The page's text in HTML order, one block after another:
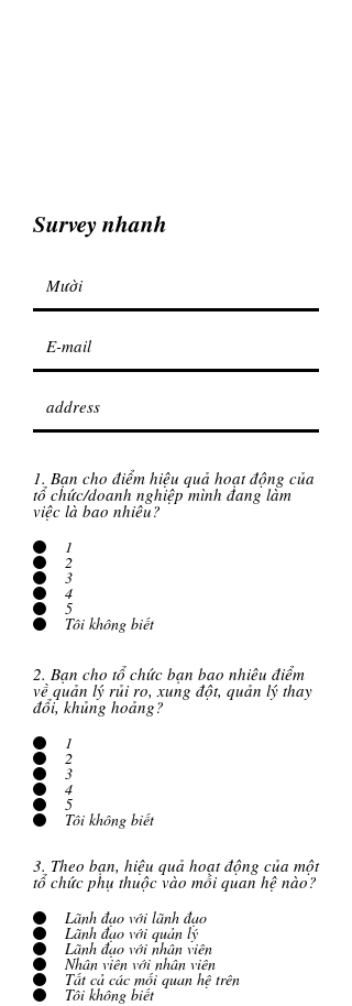
Survey nhanh
1. Bạn cho điểm hiệu quả hoạt động của
tổ chức/doanh nghiệp mình đang làm
việc là bao nhiêu?
1
2
3
4
5
Tôi không biết
2. Bạn cho tổ chức bạn bao nhiêu điểm
về quản lý rủi ro, xung đột, quản lý thay
đổi, khủng hoảng?
1
2
3
4
5
Tôi không biết
3. Theo bạn, hiệu quả hoạt động của một
tổ chức phụ thuộc vào mối quan hệ nào?
Lãnh đạo với lãnh đạo
Lãnh đạo với quản lý
Lãnh đạo với nhân viên
Nhân viên với nhân viên
Tất cả các mối quan hệ trên
Tôi không biết